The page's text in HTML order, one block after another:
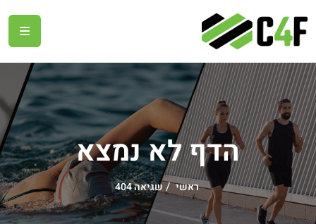
הדף לא נמצא
ראשי שגיאה 404